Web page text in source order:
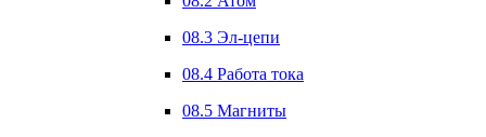
08.3 Эл-цепи
08.4 Работа тока
08.5 Магниты